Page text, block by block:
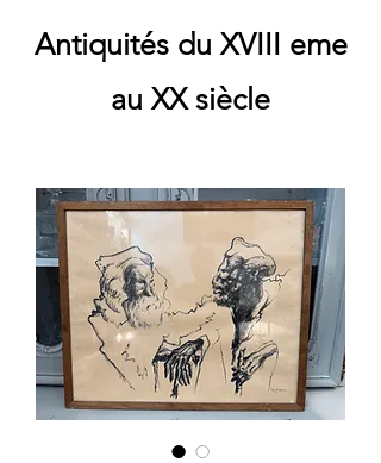
Antiquités du XVIII eme
au XX siècle